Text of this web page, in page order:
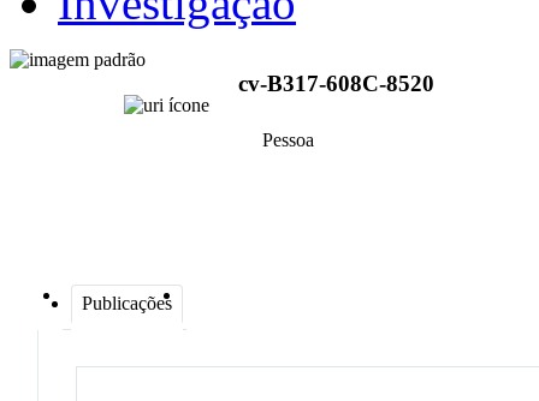
cv-B317-608C-8520
Pessoa
Publicações